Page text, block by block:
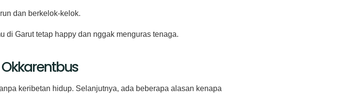
dan berkelok-kelok.
di Garut tetap happy dan nggak menguras tenaga.
keribetan hidup. Selanjutnya, ada beberapa alasan kenapa